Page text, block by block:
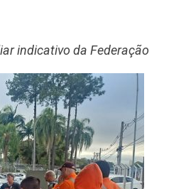
indicativo da Federação